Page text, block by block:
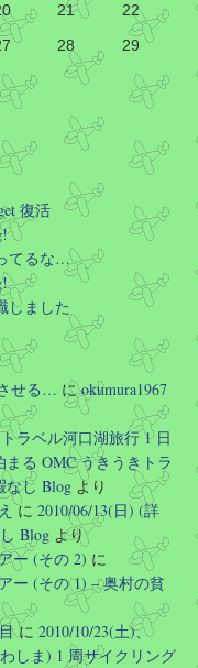
などど京都駅で質問
しか答えようがない
です
· 2026/08/03 06:31
ような活動 (高名な公
ドメインのリリース)
がやるということ自体
ドメイン管理料なん
算で永久に保持しろ
21
22
28
29
復活
てるな…
しました
せる… にokumura1967
ラベル河口湖旅行 1 日
る OMC うきうきトラ
なし Blog より
に 2010/06/13(日) (詳
Blog より
ー (その 2) に
ー (その 1) – 奥村の貧
に 2010/10/23(土)、
しま) 1 周サイクリング